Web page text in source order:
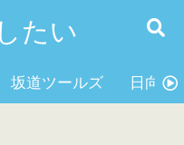
たい
坂道ツールズ 日向坂